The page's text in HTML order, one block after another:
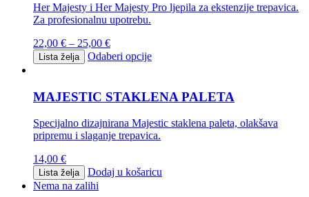
Her Majesty i Her Majesty Pro ljepila za ekstenzije trepavica.
Za profesionalnu upotrebu.
22,00 € – 25,00 €
Lista želja Odaberi opcije
MAJESTIC STAKLENA PALETA
Specijalno dizajnirana Majestic staklena paleta, olakšava
pripremu i slaganje trepavica.
14,00 €
Lista želja
Dodaj u košaricu
Nema na zalihi